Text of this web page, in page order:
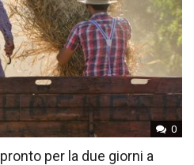
0
per la due giorni a